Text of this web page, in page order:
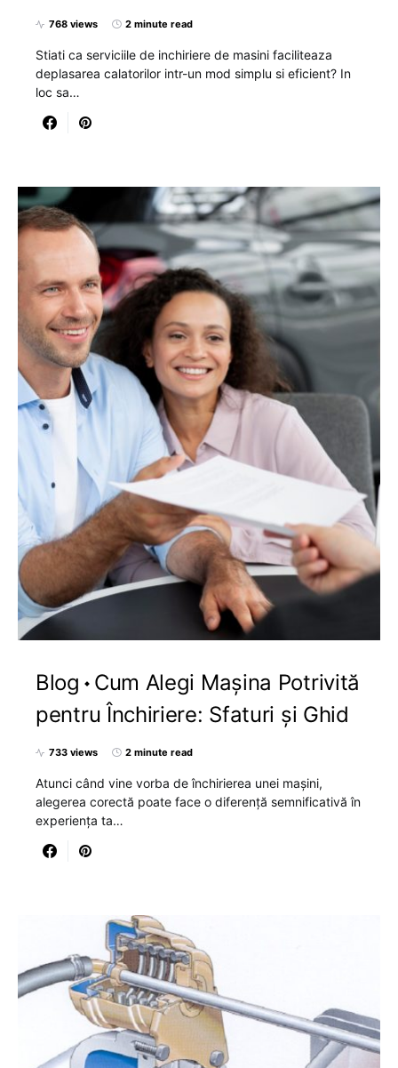
768 views 2 minute read
Stiati ca serviciile de inchiriere de masini faciliteaza
deplasarea calatorilor intr-un mod simplu si eficient? In
loc sa…
Blog
Cum Alegi Mașina Potrivită
pentru Închiriere: Sfaturi și Ghid
733 views 2 minute read
Atunci când vine vorba de închirierea unei mașini,
alegerea corectă poate face o diferență semnificativă în
experiența ta…